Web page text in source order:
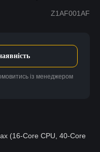
Z1AF001AF
(16-Core CPU, 40-Core
із менеджером